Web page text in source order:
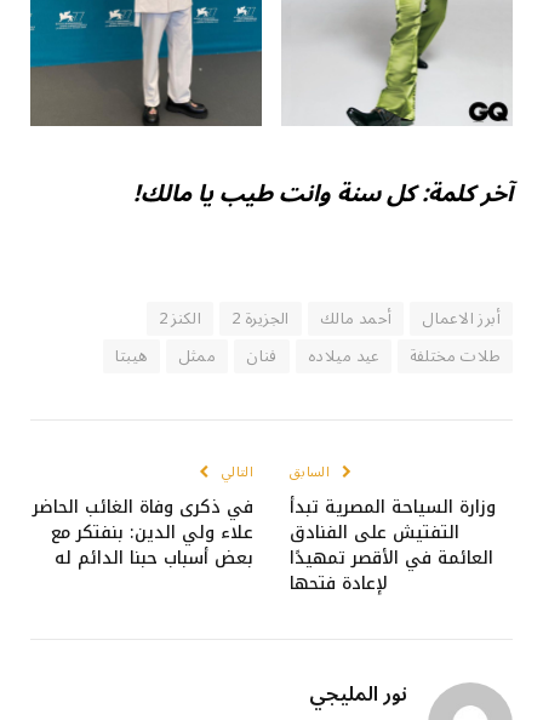
آخر كلمة: كل سنة وانت طيب يا مالك!
أبرز الاعمال أحمد مالك الجزيرة 2
الكنز 2
طلات مختلفة
عيد ميلاده فنان ممثل هيبتا
السابق
وزارة السياحة المصرية تبدأ
التفتيش على الفنادق
العائمة في الأقصر تمهيدًا
لإعادة فتحها
التالي
في ذكرى وفاة الغائب الحاضر
علاء ولي الدين: بنفتكر مع
بعض أسباب حبنا الدائم له
نور المليجي